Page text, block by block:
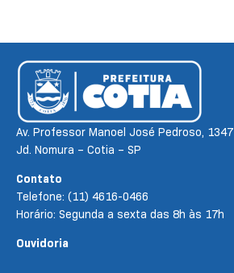
Av. Professor Manoel José Pedroso, 1347
Jd. Nomura – Cotia – SP
Contato
Telefone: (11) 4616-0466
Horário: Segunda a sexta das 8h às 17h
Ouvidoria